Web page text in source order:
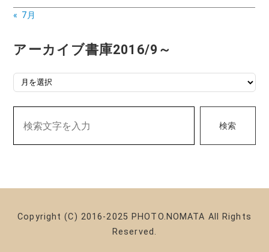
« 7月
アーカイブ書庫2016/9～
アーカイブ書庫2016/9～
検索
Copyright (C) 2016-2025 PHOTO.NOMATA All Rights
Reserved.